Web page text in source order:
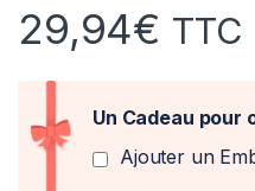
29,94€ TTC
Un Cadeau pour
Ajouter un